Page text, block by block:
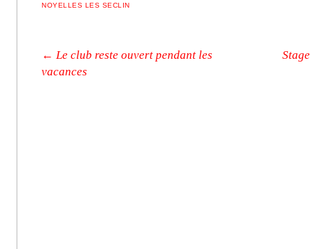
NOYELLES LES SECLIN
Post navigation
← Le club reste ouvert pendant les
vacances